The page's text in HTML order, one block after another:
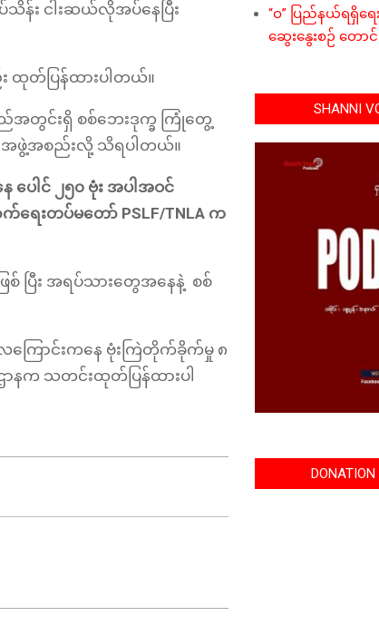
န်း ငါးဆယ်လိုအပ်နေပြီး
ထုတ်ပြန်ထားပါတယ်။
အတွင်းရှိ စစ်ဘေးဒုက္ခ ကြုံတွေ့
အဖွဲ့အစည်းလို့ သိရပါတယ်။
ေါင် ၂၅၀ ဗုံး အပါအဝင်
ေးတပ်မတော် PSLF/TNLA က
ပြီး အရပ်သားတွေအနေနဲ့ စစ်
ေကြောင်းကနေ ဗုံးကြဲတိုက်ခိုက်မှု ၈
နက သတင်းထုတ်ပြန်ထားပါ
“ဝ” ပြည်နယ်ရရှိရေး
ဆွေးနွေးစဉ် တော
SHANNI